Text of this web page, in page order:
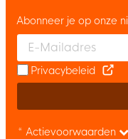
Enter your email and
Abonneer je op onze
Privacybeleid
* Actievoorwaarden